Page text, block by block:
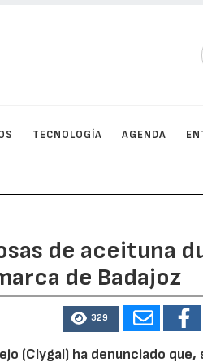
TECNOLOGÍA AGENDA
de aceituna
de Badajoz
329
(Clygal) ha denunciado